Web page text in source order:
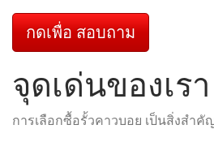
กดเพื่อ สอบถาม
จุดเด่นของเรา
การเลือกซื้อรั้วคาวบอย เป็นสิ่งสำคั